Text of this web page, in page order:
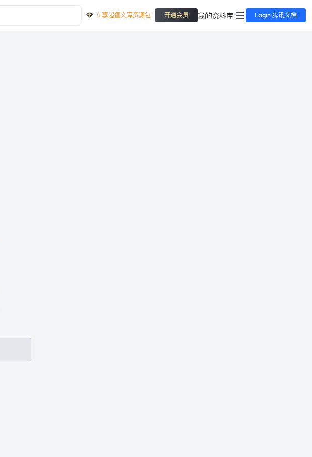
立享超值文库资源包 开通会员 我的资料库 Login 腾讯文档